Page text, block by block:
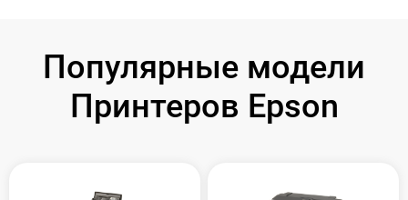
Популярные модели
Принтеров Epson